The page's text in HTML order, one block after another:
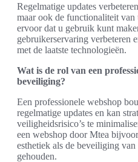
Regelmatige updates
maar ook de functionaliteit
ervoor dat u gebruik kunt
gebruikerservaring verbeteren
met de laatste technologieën.
Wat is de rol van een
beveiliging?
Een professionele webshop
regelmatige updates en kan
veiligheidsrisico’s te
een webshop door Mtea
esthetiek als de beveiliging
gehouden.